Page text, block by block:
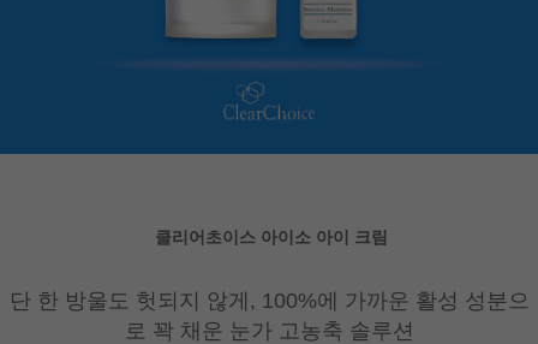
클리어초이스 아이소 아이 크림
단 한 방울도 헛되지 않게, 100%에 가까운 활성 성분으
로 꽉 채운 눈가 고농축 솔루션